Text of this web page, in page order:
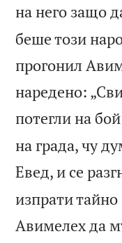
на него защо
беше този
прогонил
наредено:
потегли на
на града, чу
Евед, и се
изпрати
Авимелех да